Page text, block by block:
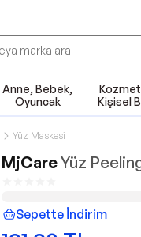
Anne, Bebek,
Oyuncak
Kişisel
Yüz Maskesi
MjCareYüz
Sepette İndirim